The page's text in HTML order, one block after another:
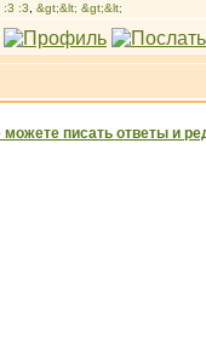
:3 :3 &gt;&lt; &gt;&lt;